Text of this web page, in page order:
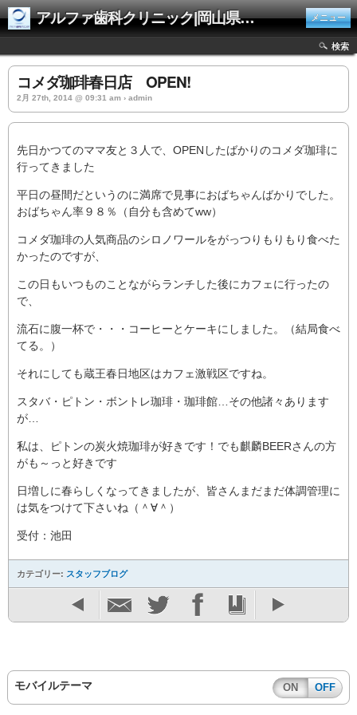
アルファ歯科クリニック|岡山県井原市 メニュー
検索
コメダ珈琲春日店 OPEN!
2月 27th, 2014 @ 09:31 am › admin
先日かつてのママ友と３人で、OPENしたばかりのコメダ珈琲に
行ってきました
平日の昼間だというのに満席で見事におばちゃんばかりでした。
おばちゃん率９８％（自分も含めてww）
コメダ珈琲の人気商品のシロノワールをがっつりもりもり食べた
かったのですが、
この日もいつものことながらランチした後にカフェに行ったの
で、
流石に腹一杯で・・・コーヒーとケーキにしました。（結局食べ
てる。）
それにしても蔵王春日地区はカフェ激戦区ですね。
スタバ・ピトン・ボントレ珈琲・珈琲館…その他諸々あります
が…
私は、ピトンの炭火焼珈琲が好きです！でも麒麟BEERさんの方
がも～っと好きです
日増しに春らしくなってきましたが、皆さんまだまだ体調管理に
は気をつけて下さいね（＾∀＾）
受付：池田
カテゴリー: スタッフブログ
モバイルテーマ ON OFF